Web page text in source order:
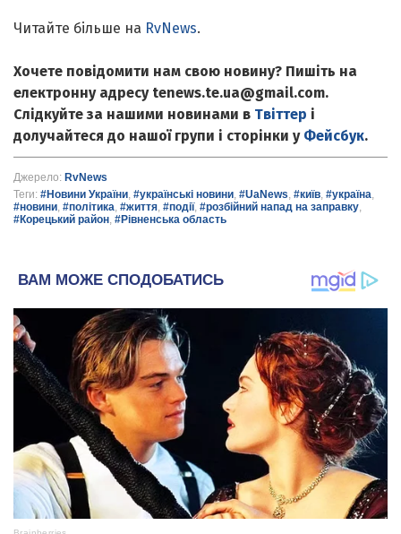
Читайте більше на RvNews.
Хочете повідомити нам свою новину? Пишіть на
електронну адресу tenews.te.ua@gmail.com.
Слідкуйте за нашими новинами в Твіттер і
долучайтеся до нашої групи і сторінки у Фейсбук.
Джерело: RvNews
Теги: #Новини України, #українські новини, #UaNews, #київ, #україна,
#новини, #політика, #життя, #події, #розбійний напад на заправку,
#Корецький район, #Рівненська область